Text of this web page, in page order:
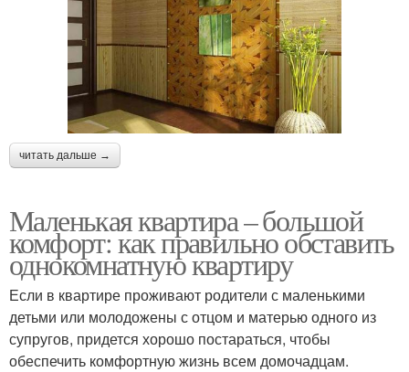
читать дальше →
Маленькая квартира – большой
комфорт: как правильно обставить
однокомнатную квартиру
Если в квартире проживают родители с маленькими
детьми или молодожены с отцом и матерью одного из
супругов, придется хорошо постараться, чтобы
обеспечить комфортную жизнь всем домочадцам.